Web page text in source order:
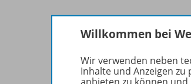
Willkommen bei
Wir verwenden neben
Inhalte und Anzeigen
anbieten zu können